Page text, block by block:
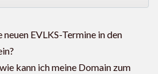
EVLKS-Termine in den
kann ich meine Domain zum